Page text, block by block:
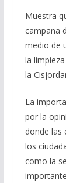
Muestra
campaña
medio de
la
la
La
por la
donde las
los
como la